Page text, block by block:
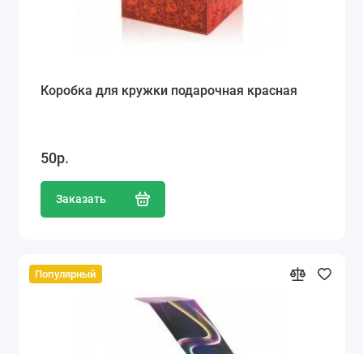
Коробка для кружки подарочная красная
50р.
Заказать
Популярный